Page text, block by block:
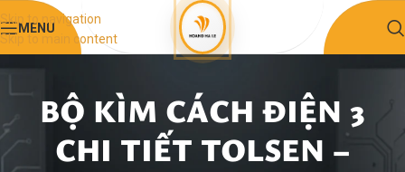
Skip to navigation
Skip to main content
MENU
BỘ KÌM CÁCH ĐIỆN 3
CHI TIẾT TOLSEN –